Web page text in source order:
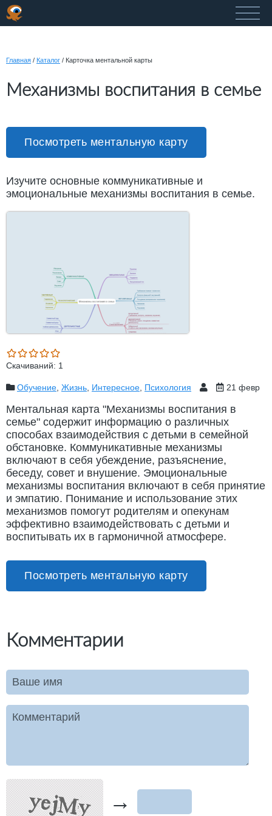
Главная / Каталог / Карточка ментальной карты
Механизмы воспитания в семье
Посмотреть ментальную карту
Изучите основные коммуникативные и
эмоциональные механизмы воспитания в семье.
Скачиваний: 1
Обучение Жизнь Интересное Психология 21 февр
Ментальная карта "Механизмы воспитания в
семье" содержит информацию о различных
способах взаимодействия с детьми в семейной
обстановке. Коммуникативные механизмы
включают в себя убеждение, разъяснение,
беседу, совет и внушение. Эмоциональные
механизмы воспитания включают в себя принятие
и эмпатию. Понимание и использование этих
механизмов помогут родителям и опекунам
эффективно взаимодействовать с детьми и
воспитывать их в гармоничной атмосфере.
Посмотреть ментальную карту
Комментарии
Ваше имя
Комментарий
→